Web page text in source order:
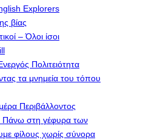
Explorers
βίας
– Όλοι ίσοι
Πολιτειότητα
τα μνημεία του τόπου
Περιβάλλοντος